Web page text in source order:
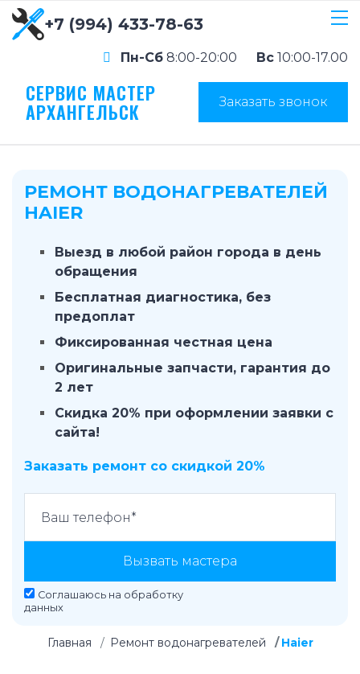
+7 (994) 433-78-63
Пн-Сб 8:00-20:00 Вс 10:00-17.00
СЕРВИС МАСТЕР
АРХАНГЕЛЬСК Заказать звонок
РЕМОНТ ВОДОНАГРЕВАТЕЛЕЙ
HAIER
Выезд в любой район города в день
обращения
Бесплатная диагностика, без
предоплат
Фиксированная честная цена
Оригинальные запчасти, гарантия до
2 лет
Скидка 20% при оформлении заявки с
сайта!
Заказать ремонт со скидкой 20%
Вызвать мастера
Соглашаюсь на обработку
данных
Главная Ремонт водонагревателей Haier